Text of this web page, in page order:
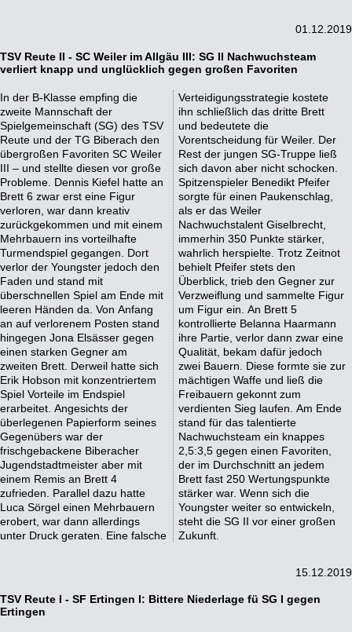
01.12.2019
TSV Reute II - SC Weiler im Allgäu III: SG II Nachwuchsteam
verliert knapp und unglücklich gegen großen Favoriten
In der B-Klasse empfing die
zweite Mannschaft der
Spielgemeinschaft (SG) des TSV
Reute und der TG Biberach den
übergroßen Favoriten SC Weiler
III – und stellte diesen vor große
Probleme. Dennis Kiefel hatte an
Brett 6 zwar erst eine Figur
verloren, war dann kreativ
zurückgekommen und mit einem
Mehrbauern ins vorteilhafte
Turmendspiel gegangen. Dort
verlor der Youngster jedoch den
Faden und stand mit
überschnellen Spiel am Ende mit
leeren Händen da. Von Anfang
an auf verlorenem Posten stand
hingegen Jona Elsässer gegen
einen starken Gegner am
zweiten Brett. Derweil hatte sich
Erik Hobson mit konzentriertem
Spiel Vorteile im Endspiel
erarbeitet. Angesichts der
überlegenen Papierform seines
Gegenübers war der
frischgebackene Biberacher
Jugendstadtmeister aber mit
einem Remis an Brett 4
zufrieden. Parallel dazu hatte
Luca Sörgel einen Mehrbauern
erobert, war dann allerdings
unter Druck geraten. Eine falsche
Verteidigungsstrategie kostete
ihn schließlich das dritte Brett
und bedeutete die
Vorentscheidung für Weiler. Der
Rest der jungen SG-Truppe ließ
sich davon aber nicht schocken.
Spitzenspieler Benedikt Pfeifer
sorgte für einen Paukenschlag,
als er das Weiler
Nachwuchstalent Giselbrecht,
immerhin 350 Punkte stärker,
wahrlich herspielte. Trotz Zeitnot
behielt Pfeifer stets den
Überblick, trieb den Gegner zur
Verzweiflung und sammelte Figur
um Figur ein. An Brett 5
kontrollierte Belanna Haarmann
ihre Partie, verlor dann zwar eine
Qualität, bekam dafür jedoch
zwei Bauern. Diese formte sie zur
mächtigen Waffe und ließ die
Freibauern gekonnt zum
verdienten Sieg laufen. Am Ende
stand für das talentierte
Nachwuchsteam ein knappes
2,5:3,5 gegen einen Favoriten,
der im Durchschnitt an jedem
Brett fast 250 Wertungspunkte
stärker war. Wenn sich die
Youngster weiter so entwickeln,
steht die SG II vor einer großen
Zukunft.
15.12.2019
TSV Reute I - SF Ertingen I: Bittere Niederlage fü SG I gegen
Ertingen